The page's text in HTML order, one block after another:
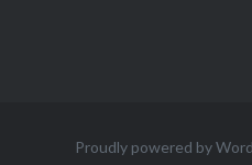
Proudly powered by